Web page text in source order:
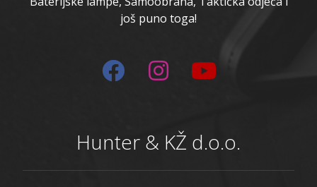
još puno toga!
Hunter & KŽ d.o.o.